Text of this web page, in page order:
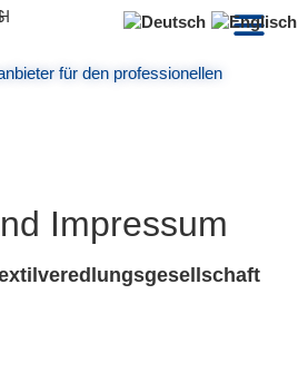
für den professionellen
Impressum